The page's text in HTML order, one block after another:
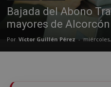
Bajada del Abono
mayores de Alcorcón
Por Víctor Guillén Pérez -